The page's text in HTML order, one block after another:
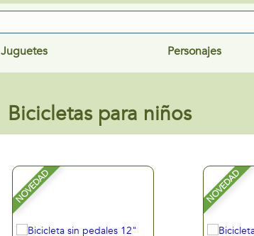
Juguetes Personajes
Bicicletas para niños
NOVEDAD NOVEDAD